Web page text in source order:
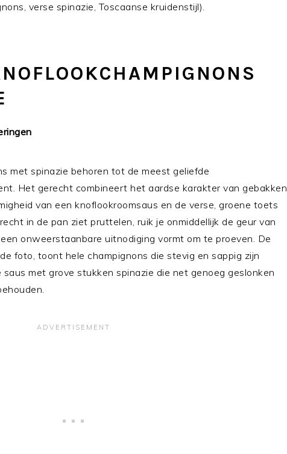
verse spinazie, Toscaanse kruidenstijl).
met spinazie behoren tot de meest geliefde
Het gerecht combineert het aardse karakter van gebakken
van een knoflookroomsaus en de verse, groene toets
in de pan ziet pruttelen, ruik je onmiddellijk de geur van
onweerstaanbare uitnodiging vormt om te proeven. De
foto, toont hele champignons die stevig en sappig zijn
saus met grove stukken spinazie die net genoeg geslonken